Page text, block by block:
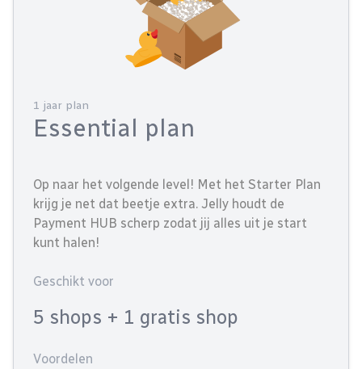
1 jaar plan
Essential plan
Op naar het volgende level! Met het Starter Plan
krijg je net dat beetje extra. Jelly houdt de
Payment HUB scherp zodat jij alles uit je start
kunt halen!
Geschikt voor
5 shops + 1 gratis shop
Voordelen